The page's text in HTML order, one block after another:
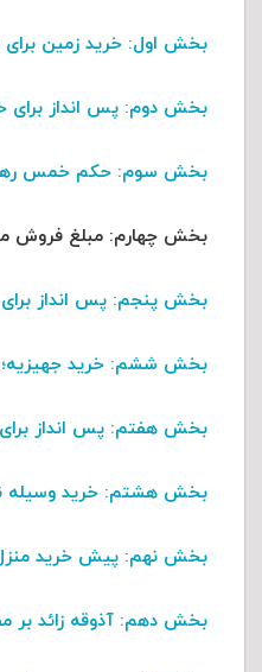
بخش اول: خرید زمین
بخش دوم: پس انداز برای
بخش سوم: حکم خمس
بخش چهارم: مبلغ فروش
بخش پنجم: پس انداز برای
بخش ششم: خرید جهیزیه؛
بخش هفتم: پس انداز
بخش هشتم: خرید وسیله
بخش نهم: پیش خرید
بخش دهم: آذوقه زائد